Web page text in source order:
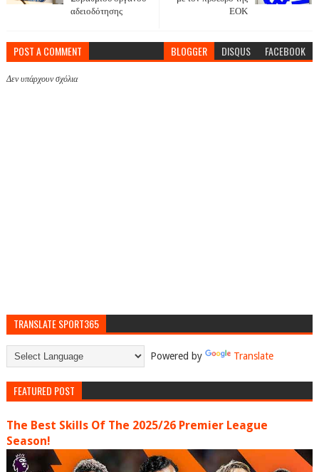
ΕΟΚ
αδειοδότησης
POST A COMMENT BLOGGER DISQUS FACEBOOK
Δεν υπάρχουν σχόλια
TRANSLATE SPORT365
Powered by Translate
FEATURED POST
The Best Skills Of The 2025/26 Premier League
Season!